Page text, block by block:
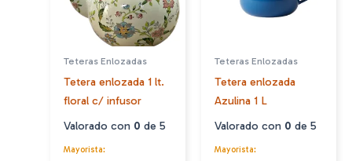
pueden
elegir
en
la
página
de
producto
Teteras Enlozadas
Tetera enlozada 1 lt.
floral c/ infusor
Valorado con 0 de 5
Mayorista:
Teteras Enlozadas
Tetera enlozada
Azulina 1 L
Valorado con 0 de 5
Mayorista: